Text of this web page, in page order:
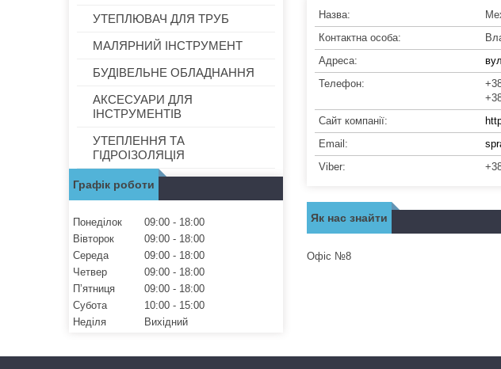
Як нас знайти
Офіс №8
УТЕПЛЮВАЧ ДЛЯ ТРУБ
МАЛЯРНИЙ ІНСТРУМЕНТ
БУДІВЕЛЬНЕ ОБЛАДНАННЯ
АКСЕСУАРИ ДЛЯ
ІНСТРУМЕНТІВ
УТЕПЛЕННЯ ТА
ГІДРОІЗОЛЯЦІЯ
Графік роботи
Понеділок 09:00
18:00
Вівторок
09:00
18:00
Середа
09:00
18:00
Четвер
09:00
18:00
Пʼятниця
09:00
18:00
Субота
10:00
15:00
Неділя
Вихідний